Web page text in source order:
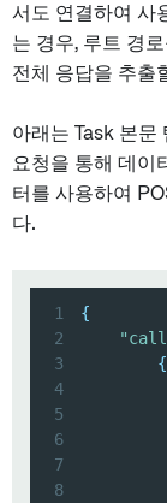
서도 연결하여 사
는 경우, 루트 경
전체 응답을 추출
아래는 Task 본문
요청을 통해 데이
터를 사용하여
다.
1
{
2
3
{
4
5
6
7
8